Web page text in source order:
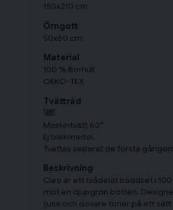
150x210 cm
Örngott
50x60 cm
Material
100 % Bomull
OEKO-TEX
Tvättråd
Maskintvätt 60°
Ej blekmedel.
Tvättas separat de första
Beskrivning
Cleo är ett tvådelat bäddset i
mot en djupgrön botten.
ljusa och dovare toner på ett